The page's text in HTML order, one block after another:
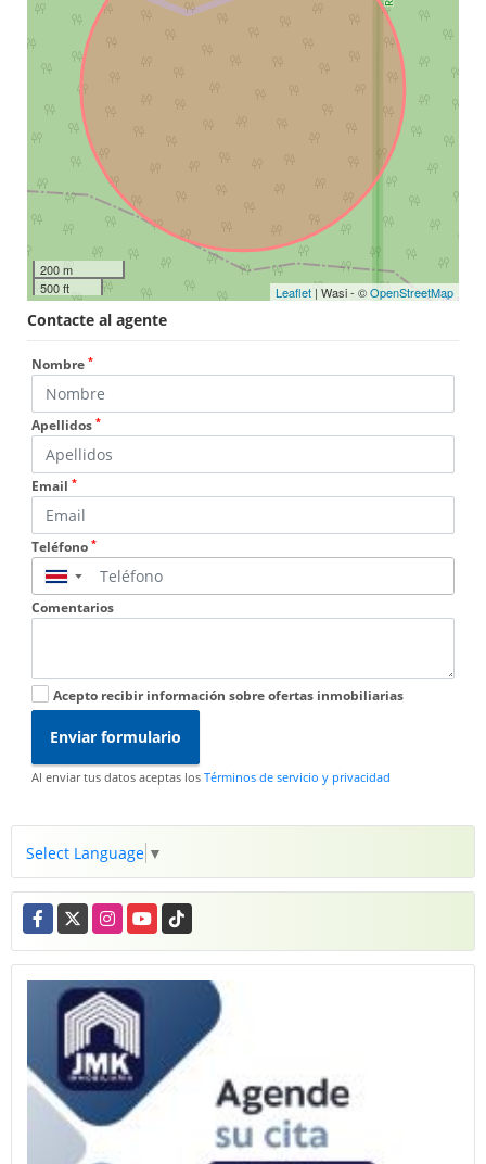
200 m
500 ft
Leaflet | Wasi - ©OpenStreetMap
Contacte al agente
Nombre *
Apellidos *
Email *
Teléfono *
▼
Comentarios
Acepto recibir información sobre ofertas inmobiliarias
Enviar formulario
Al enviar tus datos aceptas los Términos de servicio y privacidad
Select Language ▼
Facebook
X InstagramYouTubeTikTok